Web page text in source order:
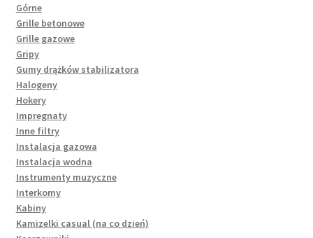
Górne
Grille betonowe
Grille gazowe
Gripy
Gumy drążków stabilizatora
Halogeny
Hokery
Impregnaty
Inne filtry
Instalacja gazowa
Instalacja wodna
Instrumenty muzyczne
Interkomy
Kabiny
Kamizelki casual (na co dzień)